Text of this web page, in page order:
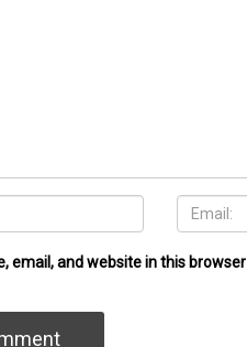
email, and website in this